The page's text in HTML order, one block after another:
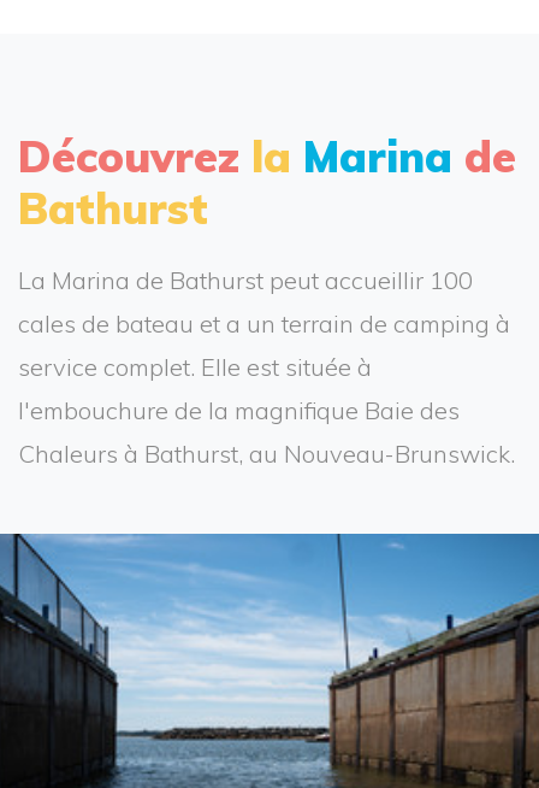
Découvrez la Marina de
Bathurst
La Marina de Bathurst peut accueillir 100
cales de bateau et a un terrain de camping à
service complet. Elle est située à
l'embouchure de la magnifique Baie des
Chaleurs à Bathurst, au Nouveau-Brunswick.